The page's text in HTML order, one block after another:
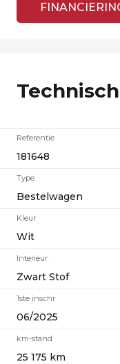
Referentie
181648
Type
Bestelwagen
Kleur
Wit
Interieur
Zwart Stof
1ste inschr
06/2025
km-stand
25 175 km